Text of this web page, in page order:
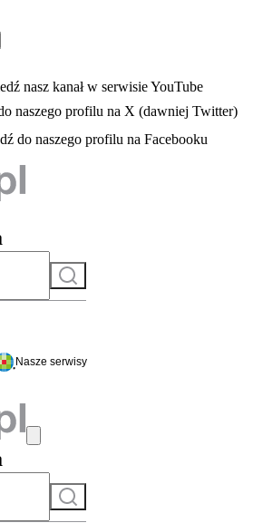
się w nowej karcie
nasz kanał w serwisie YouTube
karcie
naszego profilu na X (dawniej Twitter)
otwiera się w nowej karcie
do naszego profilu na Facebooku
Szukaj
do serwisu
Nasze serwisy
Szukaj